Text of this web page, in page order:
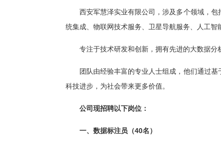
西安军慧泽实业有限公司，涉及多个领域，
统集成、物联网技术服务、卫星导航服务、人工智
专注于技术研发和创新，拥有先进的大数据
团队由经验丰富的专业人士组成，他们通过
科技进步，为社会带来更多价值。
公司现招聘以下岗位：
一、数据标注员（40名）